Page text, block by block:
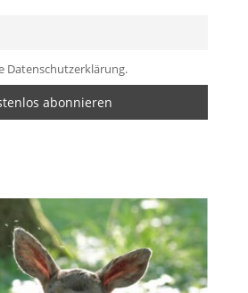
Datenschutzerklärung.